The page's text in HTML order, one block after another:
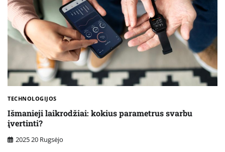
TECHNOLOGIJOS
Išmanieji laikrodžiai: kokius parametrus svarbu
įvertinti?
2025 20 Rugsėjo